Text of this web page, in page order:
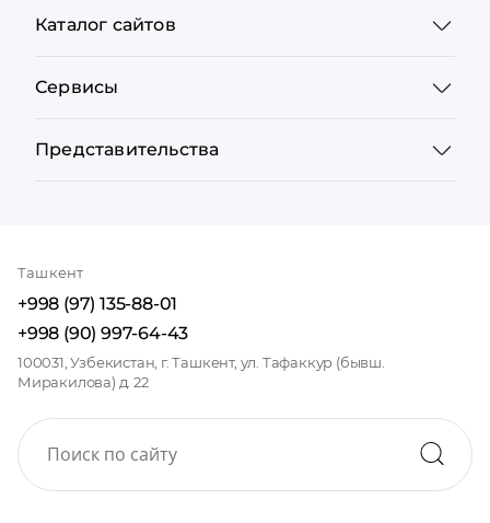
Каталог сайтов
Сервисы
Представительства
Ташкент
+998 (97) 135-88-01
+998 (90) 997-64-43
100031, Узбекистан, г. Ташкент, ул. Тафаккур (бывш.
Миракилова) д. 22